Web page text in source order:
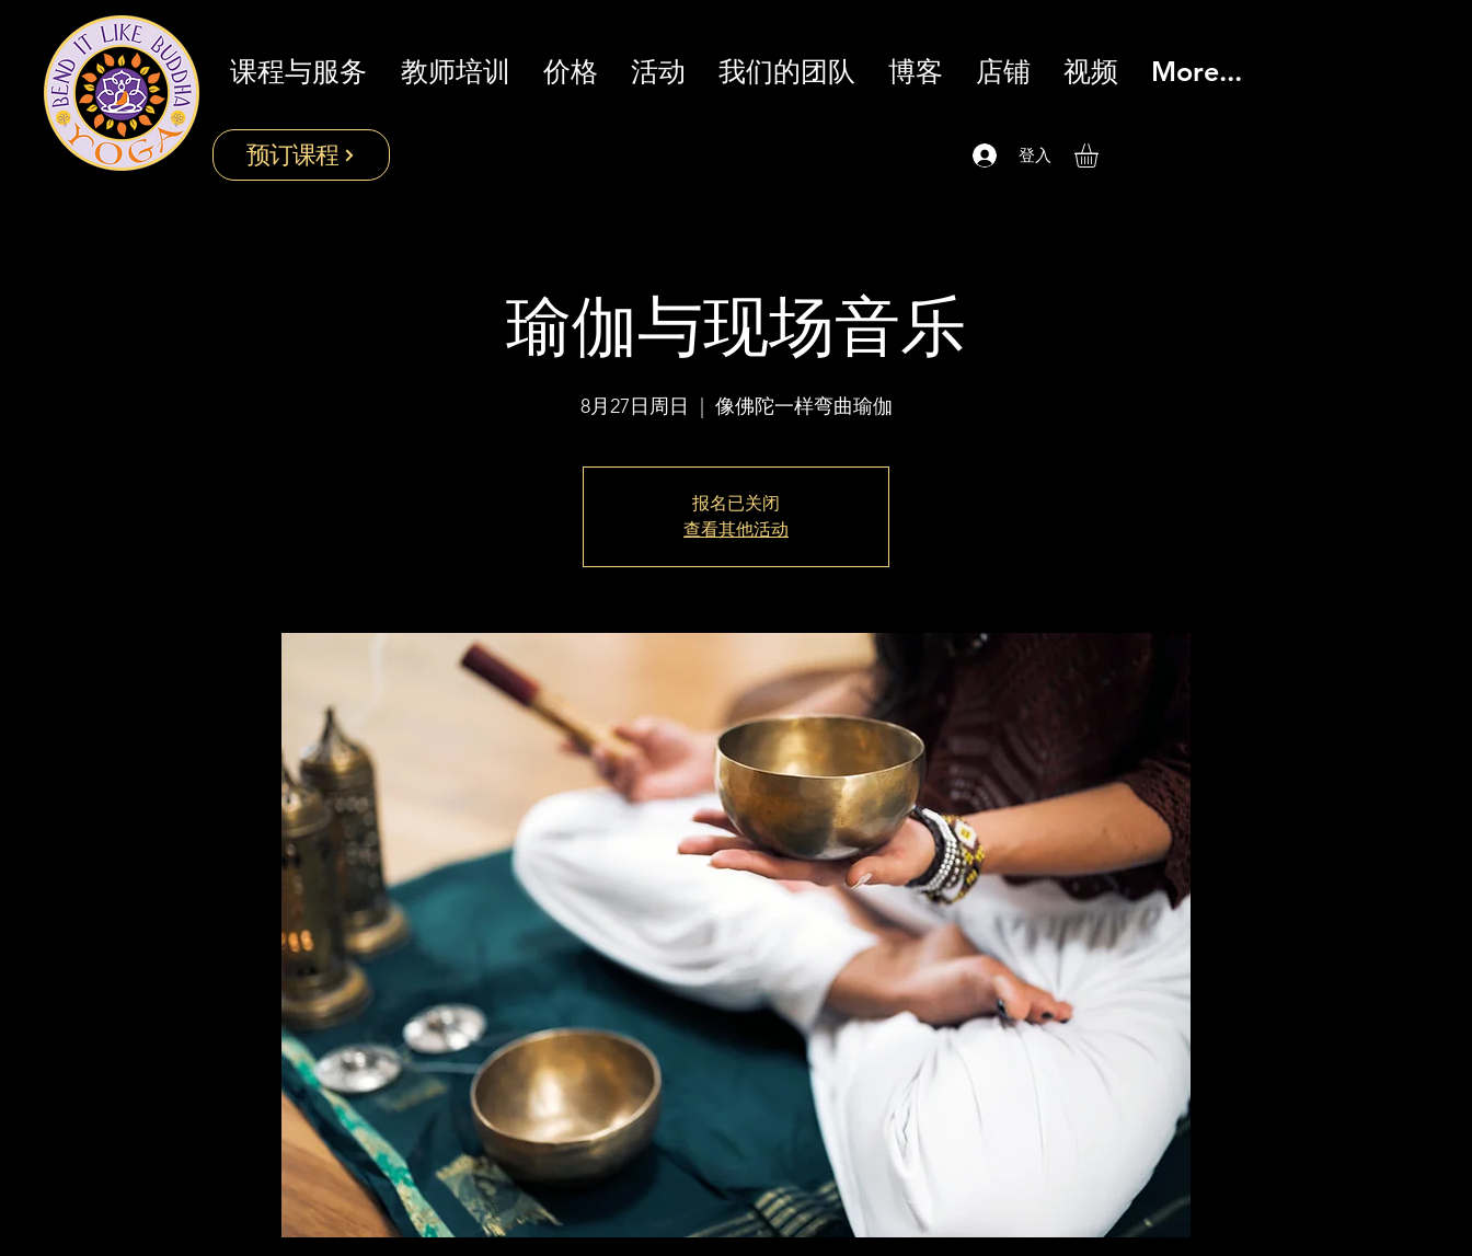
课程与服务 教师培训 价格 活动 我们的团队 博客 店铺 视频 More...
预订课程 登入
瑜伽与现场音乐
8月27日周日
  |
像佛陀一样弯曲瑜伽
报名已关闭
查看其他活动